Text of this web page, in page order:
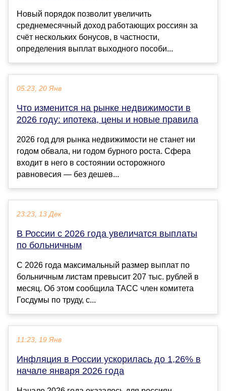
Новый порядок позволит увеличить
среднемесячный доход работающих россиян за
счёт нескольких бонусов, в частности,
определения выплат выходного пособи...
05:23, 20 Янв
Что изменится на рынке недвижимости в
2026 году: ипотека, цены и новые правила
2026 год для рынка недвижимости не станет ни
годом обвала, ни годом бурного роста. Сфера
входит в него в состоянии осторожного
равновесия — без дешев...
23:23, 13 Дек
В России с 2026 года увеличатся выплаты
по больничным
С 2026 года максимальный размер выплат по
больничным листам превысит 207 тыс. рублей в
месяц. Об этом сообщила ТАСС член комитета
Госдумы по труду, с...
11:23, 19 Янв
Инфляция в России ускорилась до 1,26% в
начале января 2026 года